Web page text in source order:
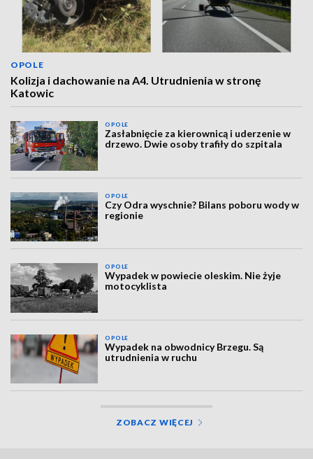
OPOLE
Kolizja i dachowanie na A4. Utrudnienia w stronę
Katowic
OPOLE
Zasłabnięcie za kierownicą i uderzenie w
drzewo. Dwie osoby trafiły do szpitala
OPOLE
Czy Odra wyschnie? Bilans poboru wody w
regionie
OPOLE
Wypadek w powiecie oleskim. Nie żyje
motocyklista
OPOLE
Wypadek na obwodnicy Brzegu. Są
utrudnienia w ruchu
ZOBACZ WIĘCEJ